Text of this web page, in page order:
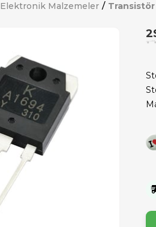
Elektronik Malzemeler Transistör